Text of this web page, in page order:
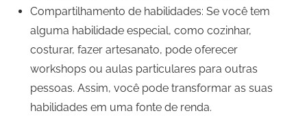
Compartilhamento de habilidades: Se você tem
alguma habilidade especial, como cozinhar,
costurar, fazer artesanato, pode oferecer
workshops ou aulas particulares para outras
pessoas. Assim, você pode transformar as suas
habilidades em uma fonte de renda.